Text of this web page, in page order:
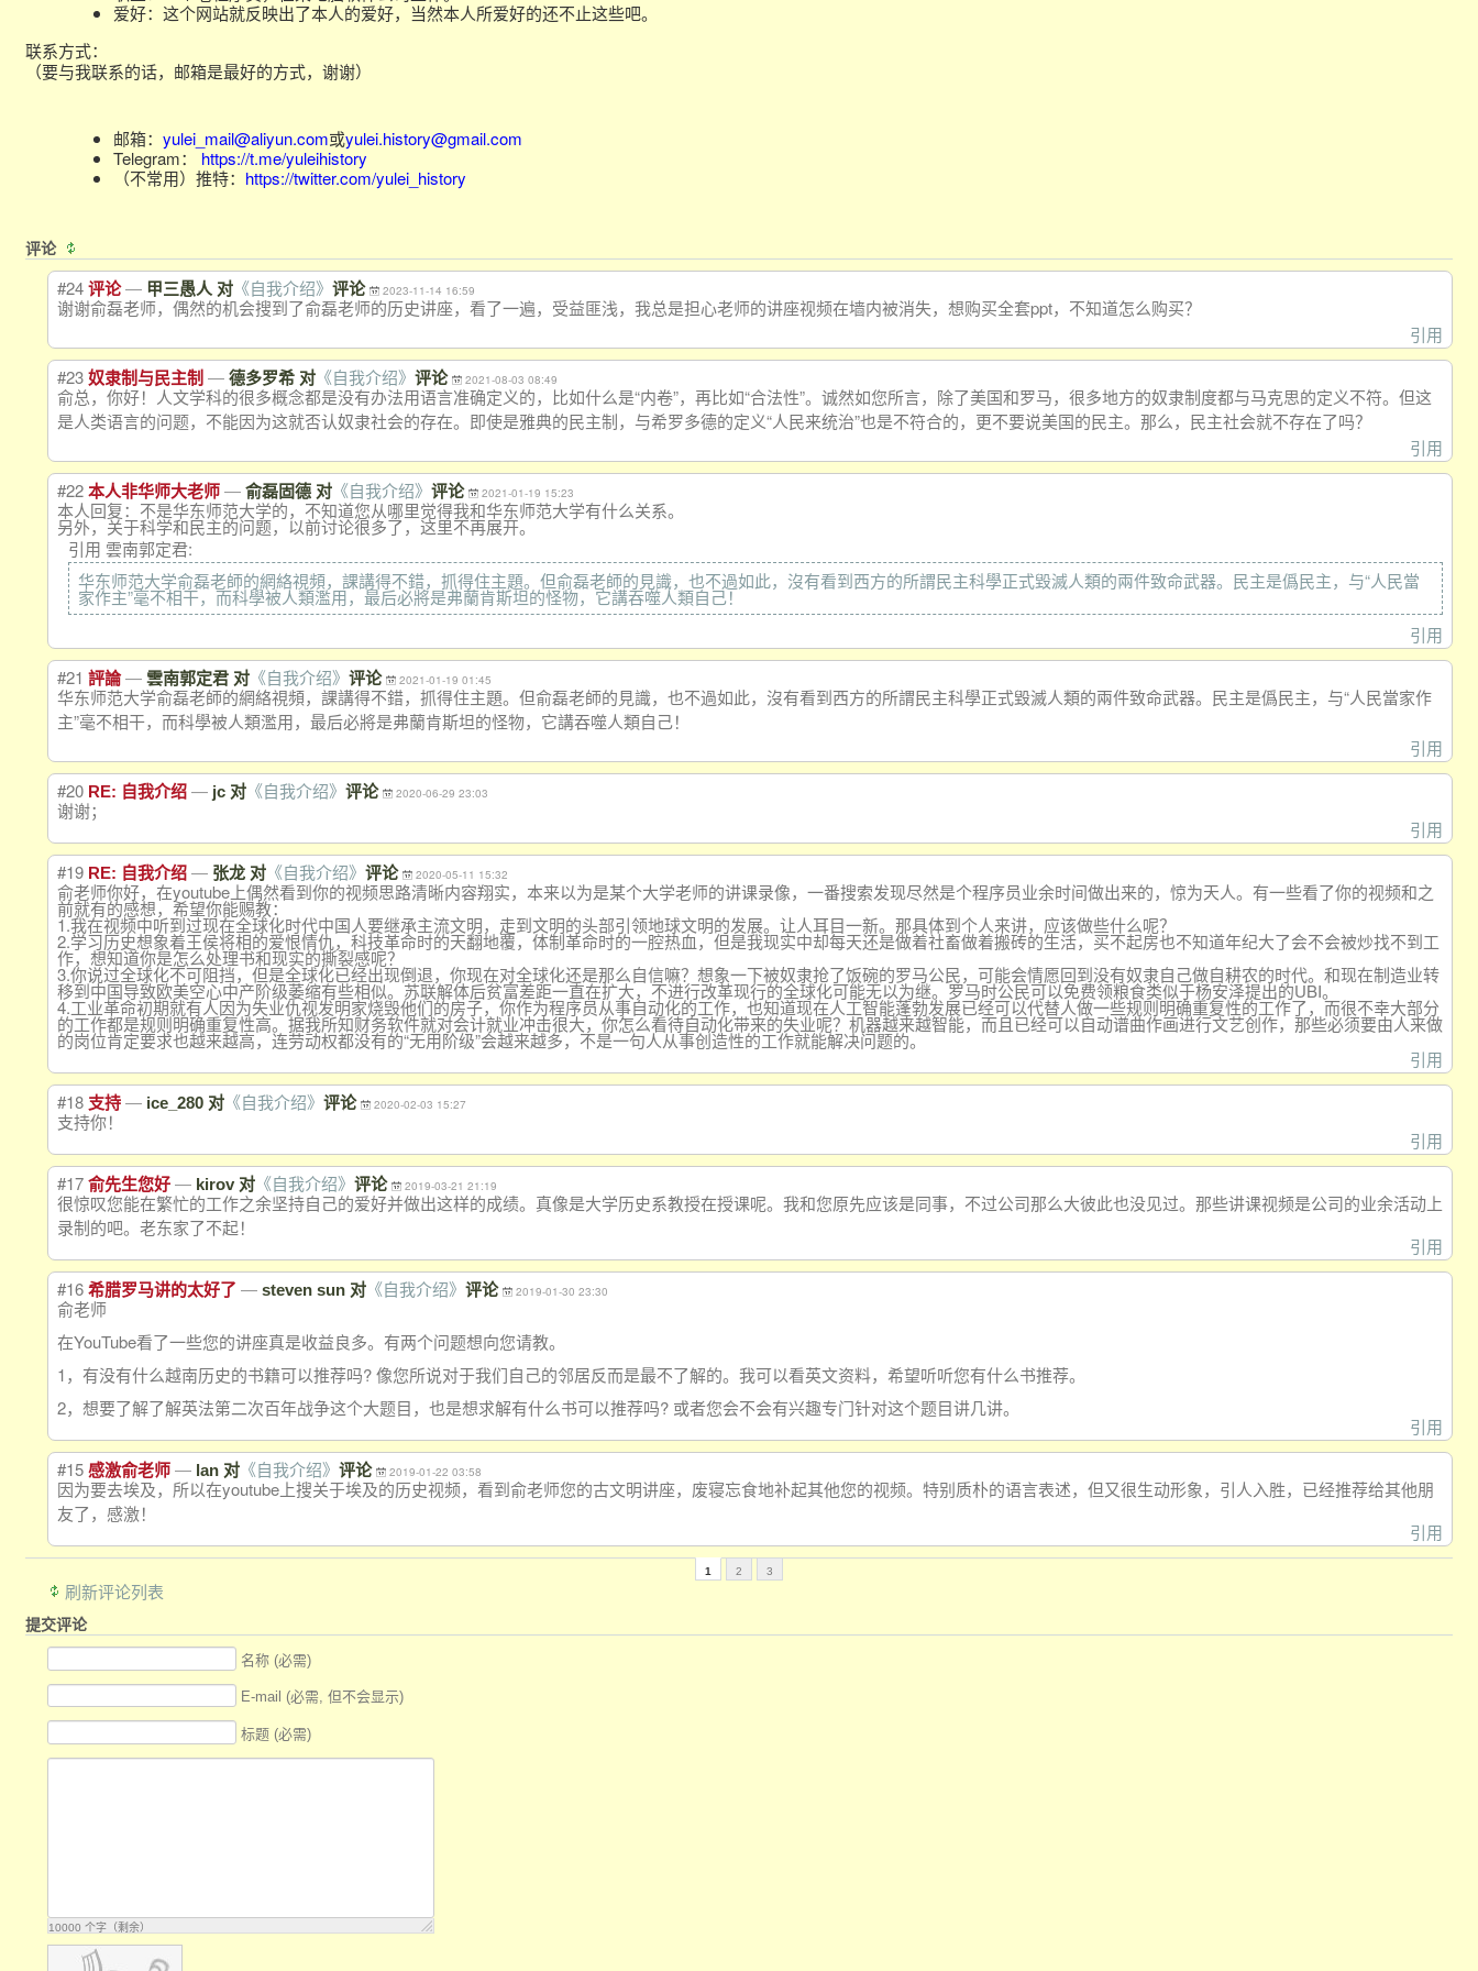
爱好：这个网站就反映出了本人的爱好，当然本人所爱好的还不止这些吧。
联系方式：
（要与我联系的话，邮箱是最好的方式，谢谢）
邮箱： yulei_mail@aliyun.com或yulei.history@gmail.com
Telegram： https://t.me/yuleihistory
（不常用）推特： https://twitter.com/yulei_history
评论
#24 评论— 甲三愚人 对 《自我介绍》 评论 2023-11-14 16:59
谢谢俞磊老师，偶然的机会搜到了俞磊老师的历史讲座，看了一遍，受益匪浅，我总是担心老师的讲座视频在墙内被消失，想购买全套ppt，不知道怎么购买？
引用
#23 奴隶制与民主制 — 德多罗希 对 《自我介绍》 评论 2021-08-03 08:49
俞总，你好！人文学科的很多概念都是没有办法用语言准确定义的，比如什么是“内卷”，再比如“合法性”。诚然如您所言，除了美国和罗马，很多地方的奴隶制度都与马克思的定义不符。但这
是人类语言的问题，不能因为这就否认奴隶社会的存在。即使是雅典的民主制，与希罗多德的定义“人民来统治”也是不符合的，更不要说美国的民主。那么，民主社会就不存在了吗？
引用
#22 本人非华师大老师 — 俞磊固德 对 《自我介绍》 评论 2021-01-19 15:23
本人回复：不是华东师范大学的，不知道您从哪里觉得我和华东师范大学有什么关系。
另外，关于科学和民主的问题，以前讨论很多了，这里不再展开。
引用 雲南郭定君:
华东师范大学俞磊老師的網絡視頻，課講得不錯，抓得住主題。但俞磊老師的見識，也不過如此，沒有看到西方的所謂民主科學正式毀滅人類的兩件致命武器。民主是僞民主，与“人民當
家作主”毫不相干，而科學被人類濫用，最后必將是弗蘭肯斯坦的怪物，它講吞噬人類自己！
引用
#21 評論— 雲南郭定君 对 《自我介绍》 评论 2021-01-19 01:45
华东师范大学俞磊老師的網絡視頻，課講得不錯，抓得住主題。但俞磊老師的見識，也不過如此，沒有看到西方的所謂民主科學正式毀滅人類的兩件致命武器。民主是僞民主，与“人民當家作
主”毫不相干，而科學被人類濫用， 最后必將是弗蘭肯斯坦的怪物，它講吞噬人類自己！
引用
#20 RE: 自我介绍 — jc 对 《自我介绍》 评论 2020-06-29 23:03
谢谢；
引用
#19 RE: 自我介绍 — 张龙 对 《自我介绍》 评论 2020-05-11 15:32
俞老师你好，在youtube上偶然看到你的视频思路清晰内容翔实，本来以为是某个大学老师的讲课录像，一番搜索发现尽然是个程序员业余时间做出来的，惊为天人。有一些看了你的视频和之
前就有的感想，希望你能赐教：
1.我在视频中听到过现在全球化时代中国人要继承主流文明，走到文明的头部引领地球文明的发展。让人耳目一新。那具体到个人来讲，应该做些什么呢？
2.学习历史想象着王侯将相的爱恨情仇，科技革命时的天翻地覆，体制革命时的一腔热血，但是我现实中却每天还是做着社畜做着搬砖的生活，买不起房也不知道年纪大了会不会被炒找不到工
作，想知道你是怎么处理书和现实的撕裂感呢？
3.你说过全球化不可阻挡，但是全球化已经出现倒退，你现在对全球化还是那么自信嘛？想象一下被奴隶抢了饭碗的罗马公民，可能会情愿回到没有奴隶自己做自耕农的时代。和现在制造业转
移到中国导致欧美空心中产阶级萎缩有些相似。苏联解体后贫富差距一直在扩大，不进行改革现行的全球化可能无以为继。罗马时公民可以免费领粮食类似于杨安泽提出的UBI。
4.工业革命初期就有人因为失业仇视发明家烧毁他们的房子，你作为程序员从事自动化的工作，也知道现在人工智能蓬勃发展已经可以代替人做一些规则明确重复性的工作了，而很不幸大部分
的工作都是规则明确重复性高。据我所知财务软件就对会计就业冲击很大，你怎么看待自动化带来的失业呢？机器越来越智能，而且已经可以自动谱曲作画进行文艺创作，那些必须要由人来做
的岗位肯定要求也越来越高，连劳动权都没有的“无用阶级”会越来越多，不是一句人从事创造性的工作就能解决问题的。
引用
#18 支持 — ice_280 对 《自我介绍》 评论 2020-02-03 15:27
支持你！
引用
#17 俞先生您好 — kirov 对 《自我介绍》 评论 2019-03-21 21:19
很惊叹您能在繁忙的工作之余坚持自己的爱好并做出这样的成绩。真像是大学历史系教授在授课呢。我和您原先应该是同事，不过公司那么大彼此也没见过。那些讲课视频是公司的业余活动上
录制的吧。老东家了不起！
引用
#16 希腊罗马讲的太好了 — steven sun 对 《自我介绍》 评论 2019-01-30 23:30
俞老师
在YouTube看了一些您的讲座真是收益良多。有两个问题想向您请教。
1，有没有什么越南历史的书籍可以推荐吗? 像您所说对于我们自己的邻居反而是最不了解的。我可以看英文资料，希望听听您有什么书推荐。
2，想要了解了解英法第二次百年战争这个大题目，也是想求解有什么书可以推荐吗? 或者您会不会有兴趣专门针对这个题目讲几讲。
引用
#15 感激俞老师 — lan 对 《自我介绍》 评论 2019-01-22 03:58
因为要去埃及，所以在youtube上搜关于埃及的历史视频，看到俞老师您的古文明讲座，废寝忘食地补起其他您的视频。特别质朴的语言表述，但又很生动形象，引人入胜，已经推荐给其他朋
友了，感激！
引用
1 2 3
刷新评论列表
提交评论
名称 (必需)
E-mail (必需, 但不会显示)
标题 (必需)
10000 个字（剩余）